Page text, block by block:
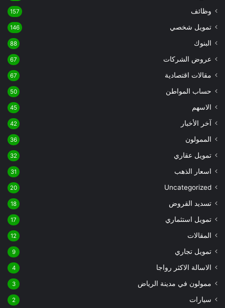
وظائف 157
تمويل شخصي 146
البنوك 88
عروض الشركات 67
مقالات اقتصادية 67
حساب المواطن 50
الاسهم 45
آخر الأخبار 42
الممولون 36
تمويل عقاري 32
اسعار الذهب 31
Uncategorized
20
تسديد القروض 18
تمويل استثماري 17
المقالات 12
تمويل تجاري 9
الاسالة الاكثر رواجا 4
ممولون في مدينة الرياض 3
سيارات 2